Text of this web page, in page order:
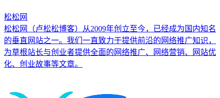
松松网
松松网（卢松松博客）从2009年创立至今，已经成为国内知名
的垂直网站之一。我们一直致力于提供前沿的网络推广知识，
为草根站长与创业者提供全面的网络推广、网络营销、网站优
化、创业故事等文章。